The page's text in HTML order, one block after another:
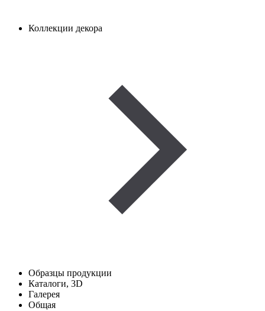
Коллекции декора
Образцы продукции
Каталоги, 3D
Галерея
Общая